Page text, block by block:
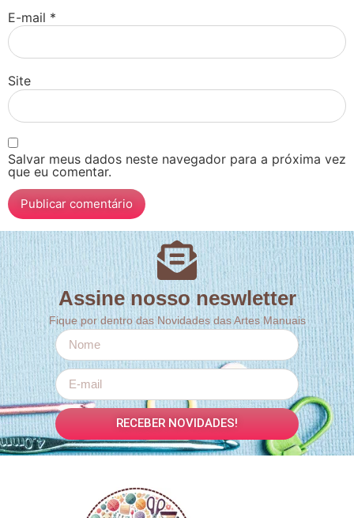
E-mail *
Site
Salvar meus dados neste navegador para a próxima vez
que eu comentar.
Assine nosso neswletter
Fique por dentro das Novidades das Artes Manuais
RECEBER NOVIDADES!